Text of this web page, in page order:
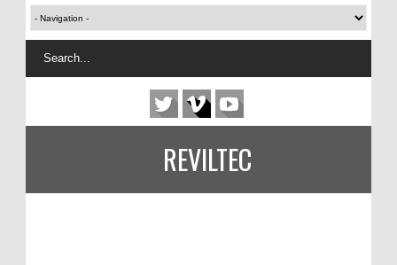
REVILTEC